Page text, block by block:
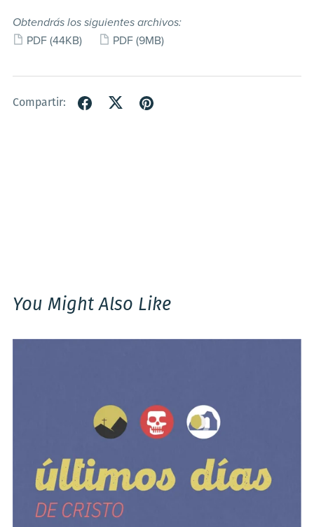
Obtendrás los siguientes archivos:
PDF (44KB) PDF (9MB)
Compartir:
You Might Also Like